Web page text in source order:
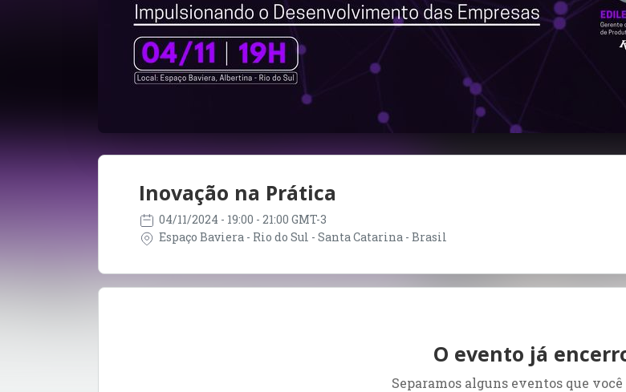
Inovação na Prática
04/11/2024 - 19:00 - 21:00 GMT-3
Espaço Baviera - Rio do Sul - Santa Catarina - Brasil
O evento já
Separamos alguns eventos que